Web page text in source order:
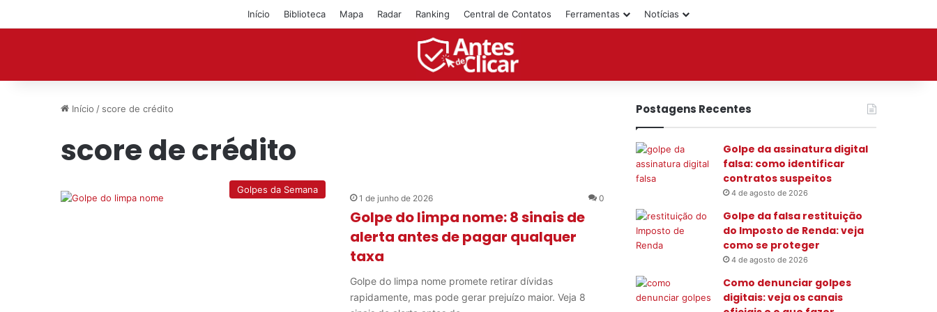
Início Biblioteca Mapa Radar Ranking Central de Contatos Ferramentas Notícias
Início / score de crédito
score de crédito
Golpes da Semana
1 de junho de 2026 0
Golpe do limpa nome: 8 sinais de
alerta antes de pagar qualquer
taxa
Golpe do limpa nome promete retirar dívidas
rapidamente, mas pode gerar prejuízo maior. Veja 8
Postagens Recentes
Golpe da assinatura digital
falsa: como identificar
contratos suspeitos
4 de agosto de 2026
Golpe da falsa restituição
do Imposto de Renda: veja
como se proteger
4 de agosto de 2026
Como denunciar golpes
digitais: veja os canais